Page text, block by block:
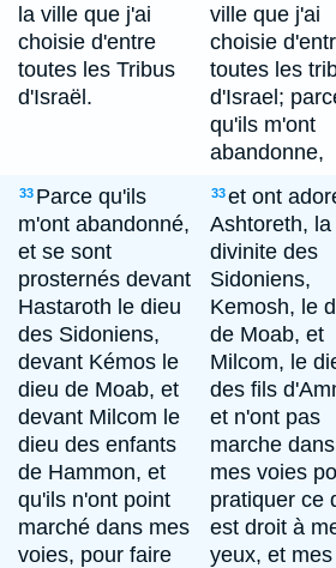
la ville que j'ai
choisie d'entre
toutes les Tribus
d'Israël.
ville que j'ai
choisie
toutes les
d'Israel;
qu'ils m'ont
abandonne,
33 Parce qu'ils
m'ont abandonné,
et se sont
prosternés devant
Hastaroth le dieu
des Sidoniens,
devant Kémos le
dieu de Moab, et
devant Milcom le
dieu des enfants
de Hammon, et
qu'ils n'ont point
marché dans mes
voies, pour faire
33et ont
Ashtoreth, la
divinite des
Sidoniens,
Kemosh, le
de Moab, et
Milcom, le
des fils
et n'ont pas
marche dans
mes voies
pratiquer ce
est droit à
yeux, et mes